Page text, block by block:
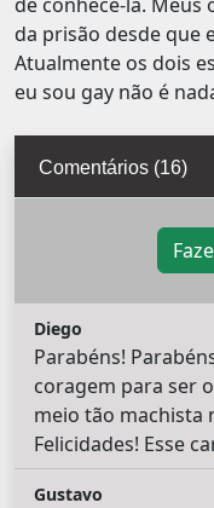
da prisão desde que
Atualmente os dois
eu sou gay não é
Comentários (16)
Diego
Parabéns!
coragem para ser
meio tão machista
Felicidades! Esse
Gustavo